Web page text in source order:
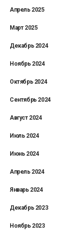
Апрель 2025
Март 2025
Декабрь 2024
Ноябрь 2024
Октябрь 2024
Сентябрь 2024
Август 2024
Июль 2024
Июнь 2024
Апрель 2024
Январь 2024
Декабрь 2023
Ноябрь 2023